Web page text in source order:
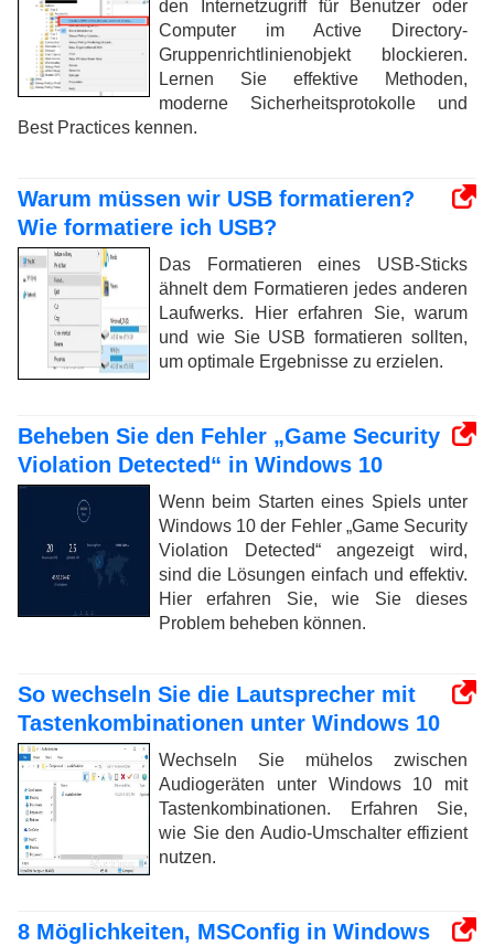
den Internetzugriff für Benutzer oder
Computer im Active Directory-
Gruppenrichtlinienobjekt blockieren.
Lernen Sie effektive Methoden,
moderne Sicherheitsprotokolle und
Best Practices kennen.
Warum müssen wir USB formatieren?
Wie formatiere ich USB?
Das Formatieren eines USB-Sticks
ähnelt dem Formatieren jedes anderen
Laufwerks. Hier erfahren Sie, warum
und wie Sie USB formatieren sollten,
um optimale Ergebnisse zu erzielen.
Beheben Sie den Fehler „Game Security
Violation Detected“ in Windows 10
Wenn beim Starten eines Spiels unter
Windows 10 der Fehler „Game Security
Violation Detected“ angezeigt wird,
sind die Lösungen einfach und effektiv.
Hier erfahren Sie, wie Sie dieses
Problem beheben können.
So wechseln Sie die Lautsprecher mit
Tastenkombinationen unter Windows 10
Wechseln Sie mühelos zwischen
Audiogeräten unter Windows 10 mit
Tastenkombinationen. Erfahren Sie,
wie Sie den Audio-Umschalter effizient
nutzen.
8 Möglichkeiten, MSConfig in Windows